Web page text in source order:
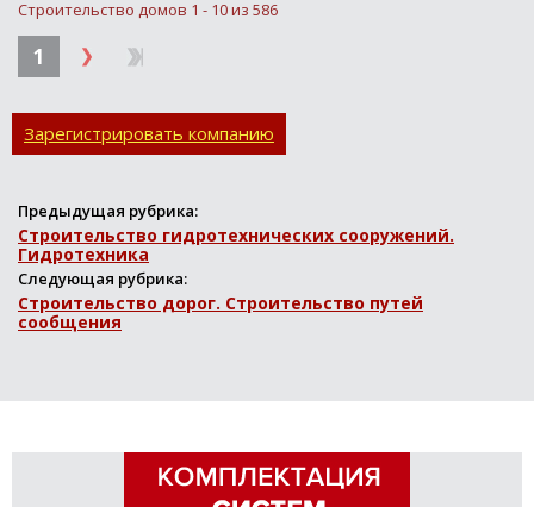
Строительство домов 1 - 10 из 586
1
Зарегистрировать компанию
Предыдущая рубрика:
Строительство гидротехнических сооружений.
Гидротехника
Следующая рубрика:
Строительство дорог. Строительство путей
сообщения